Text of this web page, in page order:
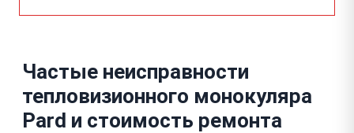
Частые неисправности
тепловизионного монокуляра
Pard и стоимость ремонта